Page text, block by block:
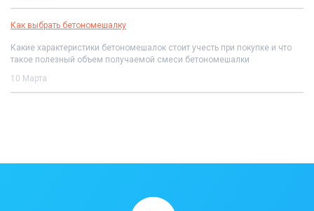
Как выбрать бетономешалку
Какие характеристики бетономешалок стоит учесть при покупке и что
такое полезный объем получаемой смеси бетономешалки
10 Марта